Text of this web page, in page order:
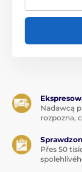
Nadawcą
rozpozna,
Přes 50